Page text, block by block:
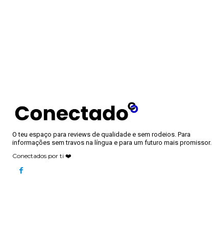
O teu espaço para reviews de qualidade e sem rodeios. Para
informações sem travos na língua e para um futuro mais promissor.
Conectados por ti ❤️